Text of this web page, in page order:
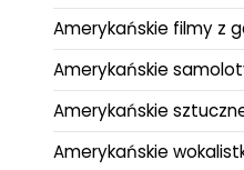
Amerykańskie filmy z
Amerykańskie
Amerykańskie
Amerykańskie